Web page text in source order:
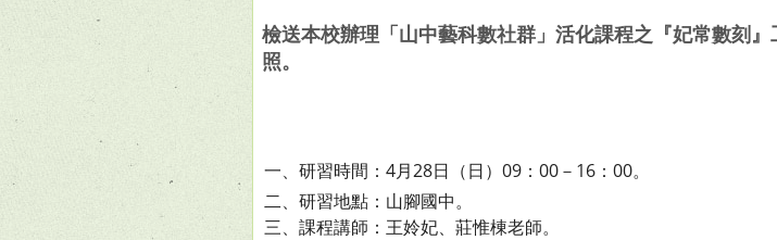
檢送本校辦理「山中藝科數社群」活化課程之『妃常數刻
照。
一、研習時間：4月28日（日）09：00－16：00。
二、研習地點：山腳國中。
三、課程講師：王姈妃、莊惟棟老師。